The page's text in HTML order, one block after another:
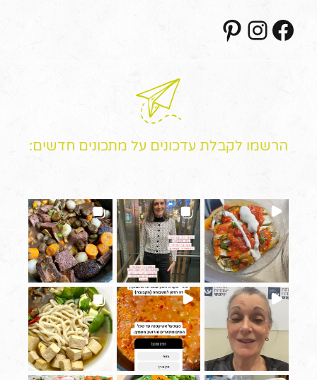
Facebook
Instagram
הרשמו לקבלת עדכונים על מתכונים חדשים: